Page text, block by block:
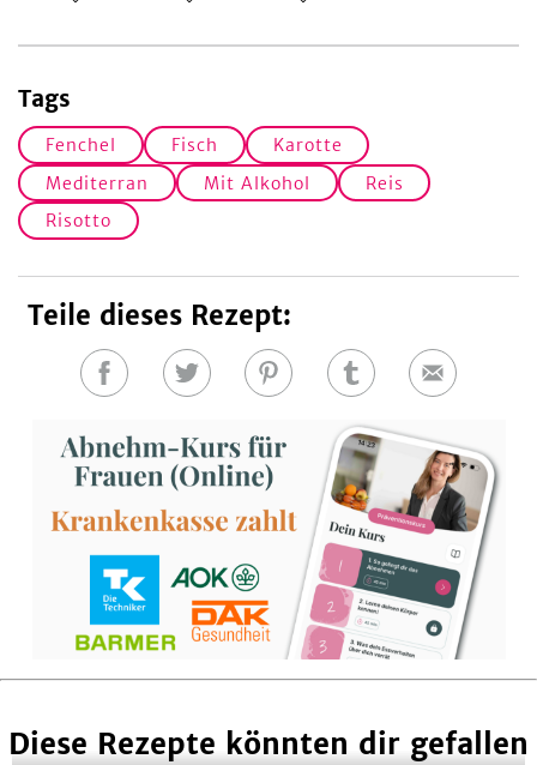
Tags
Fenchel Fisch
Karotte
Mediterran
Mit Alkohol
Reis
Risotto
Teile dieses Rezept:
Auf
teilen
Auf
teilen
Auf
teilen
Auf
teilen
E-
Diese Rezepte könnten dir gefallen